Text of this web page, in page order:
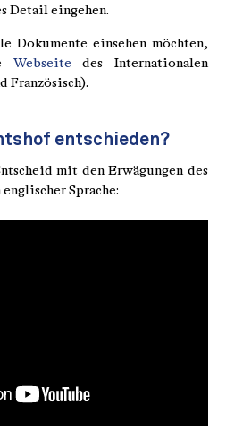
Detail eingehen.
Dokumente einsehen möchten,
Webseite des Internationalen
Französisch).
entschieden?
mit den Erwägungen des
Sprache: